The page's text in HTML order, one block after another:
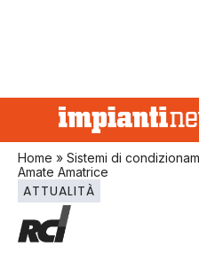
Home » Sistemi di
Amate Amatrice
ATTUALITÀ